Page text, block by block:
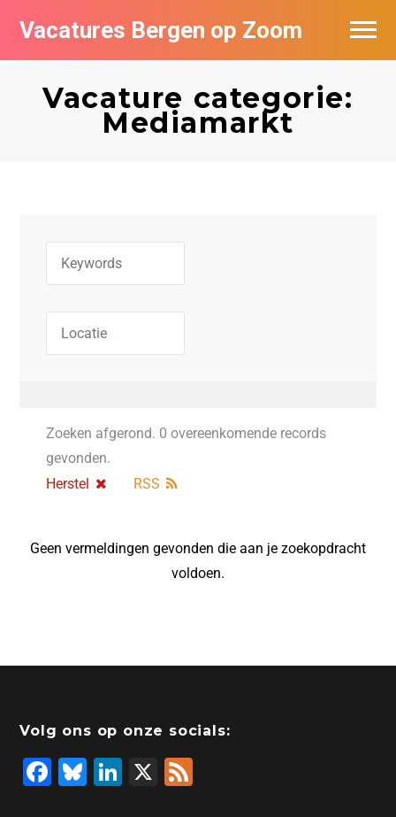
Vacatures Bergen op Zoom
Vacature categorie:
Mediamarkt
Zoeken afgerond. 0 overeenkomende records
gevonden.
Herstel
RSS
Geen vermeldingen gevonden die aan je zoekopdracht
voldoen.
Volg ons op onze socials:
F
Bl
Li
X
Vacatures per bedrijf
De populairste vacatures in Bergen op